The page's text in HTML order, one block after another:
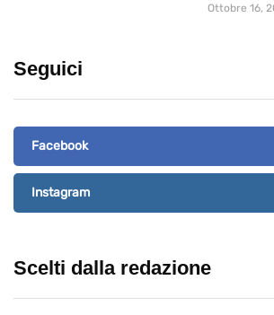
Ottobre 16,
Seguici
Facebook
Instagram
Scelti dalla redazione